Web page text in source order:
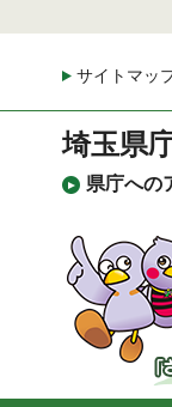
サイトマッ
埼玉県
県庁への